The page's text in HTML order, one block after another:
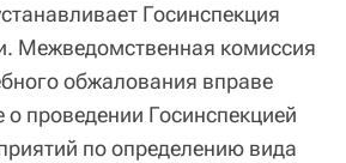
Госинспекция
Межведомственная комиссия
обжалования вправе
проведении Госинспекцией
по определению вида